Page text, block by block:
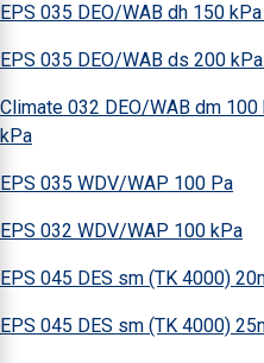
EPS 035 DEO/WAB dh 150
EPS 035 DEO/WAB ds 200
Climate 032 DEO/WAB dm
kPa
EPS 035 WDV/WAP 100 Pa
EPS 032 WDV/WAP 100 kPa
EPS 045 DES sm (TK 4000)
EPS 045 DES sm (TK 4000)